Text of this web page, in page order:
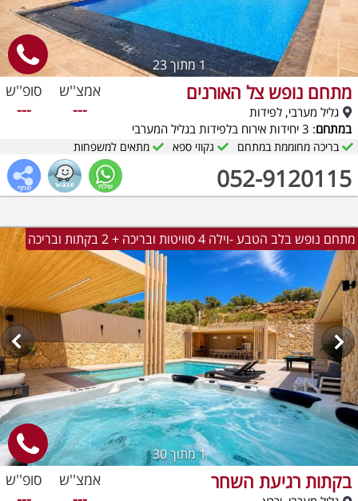
1מתוך 23
מתחם נופש צל האורנים
גליל מערבי, לפידות
במתחם: 3 יחידות אירוח בלפידות בגליל המערבי
052-9120115
אמצ''ש
---
סופ''ש
---
בריכה מחוממת במתחם גקוזי ספא מתאים למשפחות
מתחם נופש בלב הטבע -וילה 4 סוויטות ובריכה + 2 בקתות ובריכה
1מתוך 30
בקתות רגיעת השחר
אמצ''ש
סופ''ש